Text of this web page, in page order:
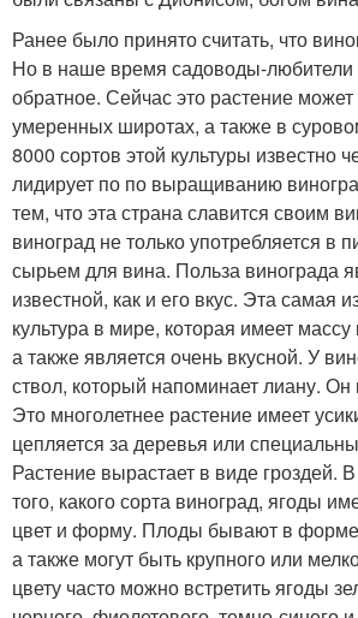
Ранее было принято считать, что
Но в наше время садоводы-любители
обратное. Сейчас это растение
умеренных широтах, а также в
8000 сортов этой культуры известно
лидирует по по выращиванию
тем, что эта страна славится своим
виноград не только употребляется в
сырьем для вина. Польза винограда
известной, как и его вкус. Эта самая
культура в мире, которая имеет
а также является очень вкусной. У
ствол, который напоминает лиану. Он
Это многолетнее растение имеет
цепляется за деревья или
Растение вырастает в виде гроздей.
того, какого сорта виноград, ягоды
цвет и форму. Плоды бывают в
а также могут быть крупного или
цвету часто можно встретить ягоды